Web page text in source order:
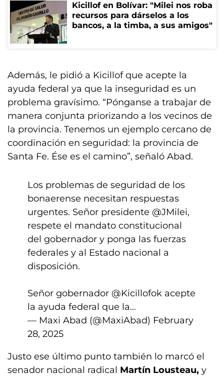
Kicillof en Bolívar: "Milei nos roba
recursos para dárselos a los
bancos, a la timba, a sus amigos"
Además, le pidió a Kicillof que acepte la
ayuda federal ya que la inseguridad es un
problema gravísimo. “Pónganse a trabajar de
manera conjunta priorizando a los vecinos de
la provincia. Tenemos un ejemplo cercano de
coordinación en seguridad: la provincia de
Santa Fe. Ése es el camino”, señaló Abad.
Los problemas de seguridad de los
bonaerense necesitan respuestas
urgentes. Señor presidente @JMilei,
respete el mandato constitucional
del gobernador y ponga las fuerzas
federales y al Estado nacional a
disposición.
Señor gobernador @Kicillofok acepte
la ayuda federal que la…
— Maxi Abad (@MaxiAbad) February
28, 2025
Justo ese último punto también lo marcó el
senador nacional radical Martín Lousteau, y